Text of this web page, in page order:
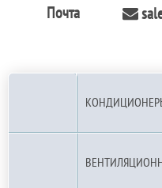
Почта